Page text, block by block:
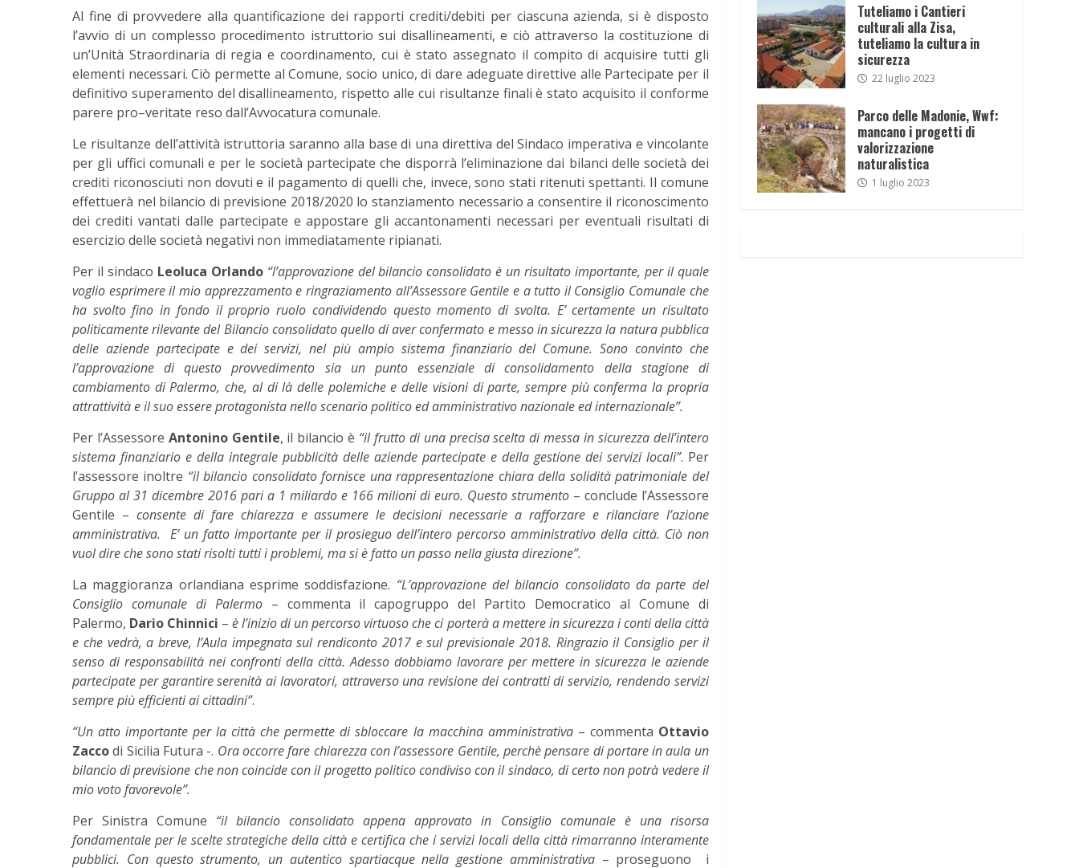
Al fine di provvedere alla quantificazione dei rapporti crediti/debiti per ciascuna azienda, si è disposto
l’avvio di un complesso procedimento istruttorio sui disallineamenti, e ciò attraverso la costituzione di
un’Unità Straordinaria di regia e coordinamento, cui è stato assegnato il compito di acquisire tutti gli
elementi necessari. Ciò permette al Comune, socio unico, di dare adeguate direttive alle Partecipate per il
definitivo superamento del disallineamento, rispetto alle cui risultanze finali è stato acquisito il conforme
parere pro–veritate reso dall’Avvocatura comunale.
Le risultanze dell’attività istruttoria saranno alla base di una direttiva del Sindaco imperativa e vincolante
per gli uffici comunali e per le società partecipate che disporrà l’eliminazione dai bilanci delle società dei
crediti riconosciuti non dovuti e il pagamento di quelli che, invece, sono stati ritenuti spettanti. Il comune
effettuerà nel bilancio di previsione 2018/2020 lo stanziamento necessario a consentire il riconoscimento
dei crediti vantati dalle partecipate e appostare gli accantonamenti necessari per eventuali risultati di
esercizio delle società negativi non immediatamente ripianati.
Per il sindaco Leoluca Orlando “l’approvazione del bilancio consolidato è un risultato importante, per il quale
voglio esprimere il mio apprezzamento e ringraziamento all’Assessore Gentile e a tutto il Consiglio Comunale che
ha svolto fino in fondo il proprio ruolo condividendo questo momento di svolta. E’ certamente un risultato
politicamente rilevante del Bilancio consolidato quello di aver confermato e messo in sicurezza la natura pubblica
delle aziende partecipate e dei servizi, nel più ampio sistema finanziario del Comune. Sono convinto che
l’approvazione diquesto provvedimento sia un punto essenziale di consolidamento della stagione di
cambiamento di Palermo, che, al di là delle polemiche e delle visioni di parte, sempre più conferma la propria
attrattività e il suo essere protagonista nello scenario politico ed amministrativo nazionale ed internazionale”.
Per l’Assessore Antonino Gentile, il bilancio è “il frutto di una precisa scelta di messa in sicurezza dell’intero
sistema finanziario e della integrale pubblicità delle aziende partecipate e della gestione dei servizi locali”. Per
l’assessore inoltre “il bilancio consolidato fornisce una rappresentazione chiara della solidità patrimoniale del
Gruppo al 31 dicembre 2016 pari a 1 miliardo e 166 milioni di euro. Questo strumento– conclude l’Assessore
Gentile – consente di fare chiarezza e assumere le decisioni necessarie a rafforzare e rilanciare l’azione
amministrativa. E’ un fatto importante per il prosieguo dell’intero percorso amministrativo della città. Ciò non
vuol dire che sono stati risolti tutti i problemi, ma si è fatto un passo nella giusta direzione”.
La maggioranza orlandiana esprime soddisfazione. “L’approvazione del bilancio consolidato da parte del
Consiglio comunale di Palermo– commenta il capogruppo del Partito Democratico al Comune di
Palermo, Dario Chinnici –è l’inizio di un percorso virtuoso che ci porterà a mettere in sicurezza i conti della città
e che vedrà, a breve, l’Aula impegnata sul rendiconto 2017 e sul previsionale 2018. Ringrazio il Consiglio per il
senso di responsabilità nei confronti della città. Adesso dobbiamo lavorare per mettere in sicurezza le aziende
partecipate per garantire serenità ai lavoratori, attraverso una revisione dei contratti di servizio, rendendo servizi
sempre più efficienti ai cittadini”.
“Un atto importante per la città che permette di sbloccare la macchina amministrativa– commenta Ottavio
Zaccodi Sicilia Futura -. Ora occorre fare chiarezza con l’assessore Gentile, perchè pensare di portare in aula un
bilancio di previsione che non coincide con il progetto politico condiviso con il sindaco, di certo non potrà vedere il
mio voto favorevole”.
Per Sinistra Comune “il bilancio consolidato appena approvato in Consiglio comunale è una risorsa
fondamentale per le scelte strategiche della città e certifica che i servizi locali della città rimarranno interamente
pubblici. Con questo strumento, un autentico spartiacque nella gestione amministrativa– proseguono i
Tuteliamo i Cantieri
culturali alla Zisa,
tuteliamo la cultura in
sicurezza
22 luglio 2023
Parco delle Madonie, Wwf:
mancano i progetti di
valorizzazione
naturalistica
1 luglio 2023